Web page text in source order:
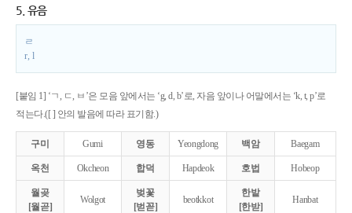
5. 유음
ㄹ
r, l
[붙임 1] ‘ㄱ, ㄷ, ㅂ’은 모음 앞에서는 ‘g, d, b’로, 자음 앞이나 어말에서는 ‘k, t, p’로
적는다.([ ] 안의 발음에 따라 표기함.)
구미 Gumi 영동 Yeongdong 백암 Baegam
옥천 Okcheon 합덕 Hapdeok 호법 Hobeop
월곶
[월곧]
Wolgot
벚꽃
[벋꼳]
beotkkot
한밭
[한받]
Hanbat